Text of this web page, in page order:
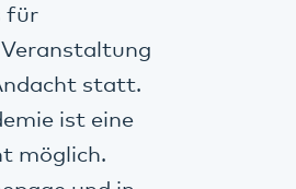
für
statt.
ist eine
möglich.